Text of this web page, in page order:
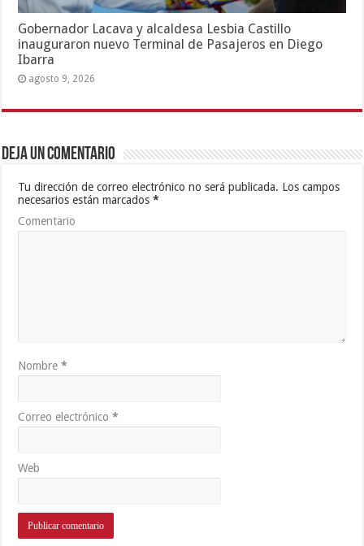
Gobernador Lacava y alcaldesa Lesbia Castillo
inauguraron nuevo Terminal de Pasajeros en Diego
Ibarra
agosto 9, 2026
Deja un comentario
Tu dirección de correo electrónico no será publicada. Los campos
necesarios están marcados*
Comentario
Nombre*
Correo electrónico*
Web